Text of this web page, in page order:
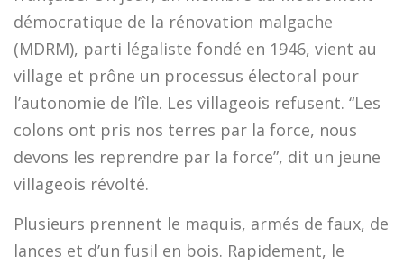
démocratique de la rénovation malgache
(MDRM), parti légaliste fondé en 1946, vient au
village et prône un processus électoral pour
l’autonomie de l’île. Les villageois refusent. “Les
colons ont pris nos terres par la force, nous
devons les reprendre par la force”, dit un jeune
villageois révolté.
Plusieurs prennent le maquis, armés de faux, de
lances et d’un fusil en bois. Rapidement, le